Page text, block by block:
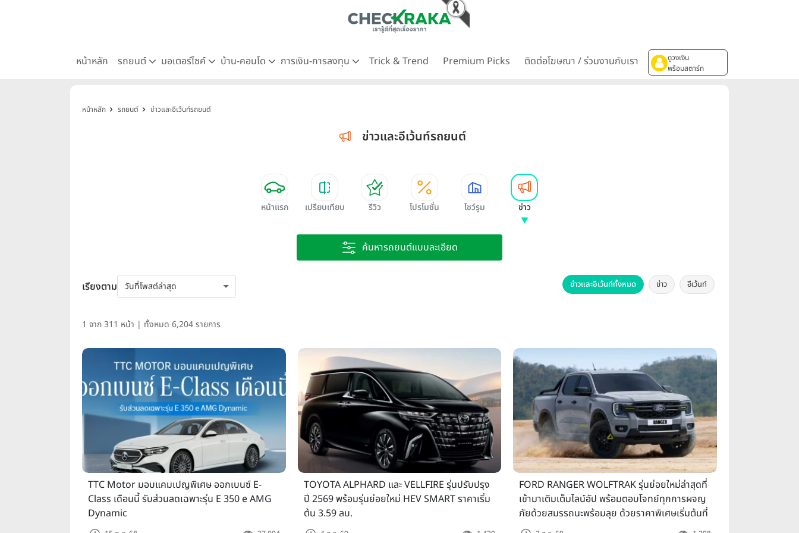
หน้าหลัก รถยนต์ มอเตอร์ไซค์ บ้าน-คอนโด การเงิน-การลงทุน Trick & Trend Premium Picks ติดต่อโฆษณา / ร่วมงานกับเรา
ดูวงเงิน
พร้อมสตาร์ท
หน้าหลัก รถยนต์ ข่าวและอีเว้นท์รถยนต์
ข่าวและอีเว้นท์รถยนต์
หน้าแรก เปรียบเทียบ รีวิว โปรโมชั่น โชว์รูม ข่าว
ค้นหารถยนต์แบบละเอียด
เรียงตาม ข่าวและอีเว้นท์ทั้งหมด ข่าว อีเว้นท์
1 จาก 311 หน้า | ทั้งหมด 6,204 รายการ
TTC Motor มอบแคมเปญพิเศษ ออกเบนซ์ E-
Class เดือนนี้ รับส่วนลดเฉพาะรุ่น E 350 e AMG
Dynamic
TOYOTA ALPHARD และ VELLFIRE รุ่นปรับปรุง
ปี 2569 พร้อมรุ่นย่อยใหม่ HEV SMART ราคาเริ่ม
ต้น 3.59 ลบ.
FORD RANGER WOLFTRAK รุ่นย่อยใหม่ล่าสุดที่
เข้ามาเติมเต็มไลน์อัป พร้อมตอบโจทย์ทุกการผจญ
ภัยด้วยสมรรถนะพร้อมลุย ด้วยราคาพิเศษเริ่มต้นที่
9.49 แสนบาท